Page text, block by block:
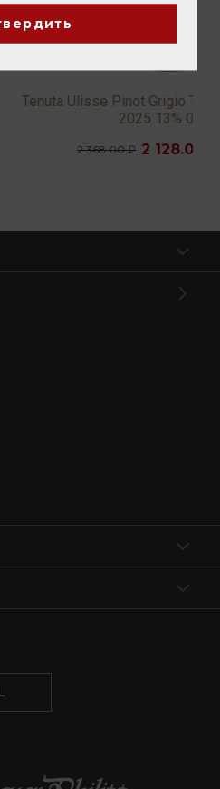
Terre D'Abruzzo IGP
128.00 ₽ / бут